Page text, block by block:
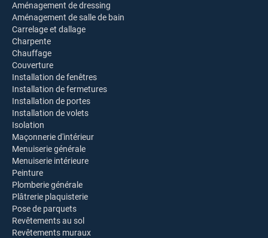
Aménagement de dressing
Aménagement de salle de bain
Carrelage et dallage
Charpente
Chauffage
Couverture
Installation de fenêtres
Installation de fermetures
Installation de portes
Installation de volets
Isolation
Maçonnerie d'intérieur
Menuiserie générale
Menuiserie intérieure
Peinture
Plomberie générale
Plâtrerie plaquisterie
Pose de parquets
Revêtements au sol
Revêtements muraux